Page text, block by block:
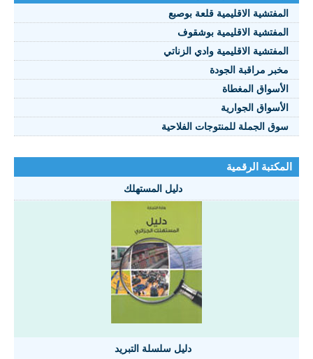
الاقليمية قلعة بوصبع
الاقليمية بوشقوف
الاقليمية وادي الزناتي
مراقبة الجودة
المغطاة
الجوارية
الجملة للمنتوجات الفلاحية
الرقمية
دليل المستهلك
دليل سلسلة التبريد